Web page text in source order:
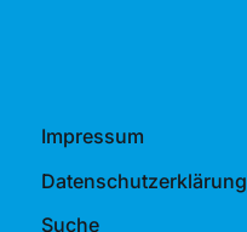
Impressum
Datenschutzerklärung
Suche